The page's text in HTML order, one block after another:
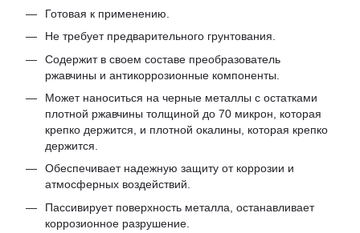
Готовая к применению.
Не требует предварительного грунтования.
Содержит в своем составе преобразователь
ржавчины и антикоррозионные компоненты.
Может наноситься на черные металлы с остатками
плотной ржавчины толщиной до 70 микрон, которая
крепко держится, и плотной окалины, которая крепко
держится.
Обеспечивает надежную защиту от коррозии и
атмосферных воздействий.
Пассивирует поверхность металла, останавливает
коррозионное разрушение.